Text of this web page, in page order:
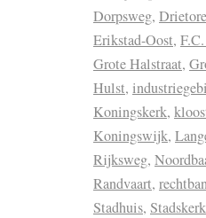
Dorpsweg,
Erikstad-Oost,
Grote Halstraat,
Hulst,
Koningskerk,
Koningswijk,
Rijksweg,
Randvaart,
Stadhuis, Stadskerk